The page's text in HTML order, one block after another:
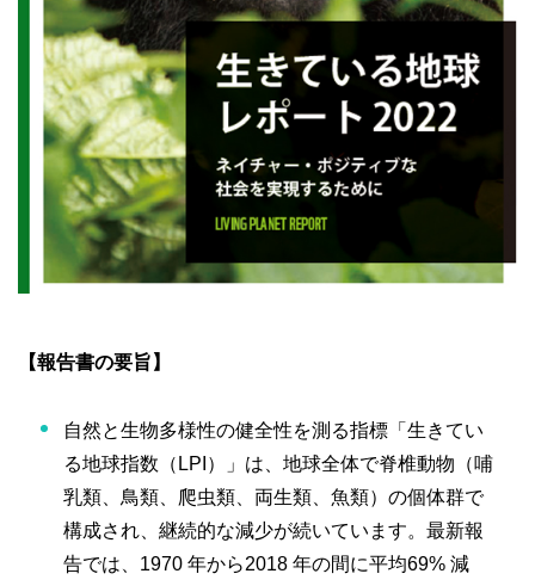
【報告書の要旨】
自然と生物多様性の健全性を測る指標「生きてい
る地球指数（LPI）」は、地球全体で脊椎動物（哺
乳類、鳥類、爬虫類、両生類、魚類）の個体群で
構成され、継続的な減少が続いています。最新報
告では、1970 年から2018 年の間に平均69% 減